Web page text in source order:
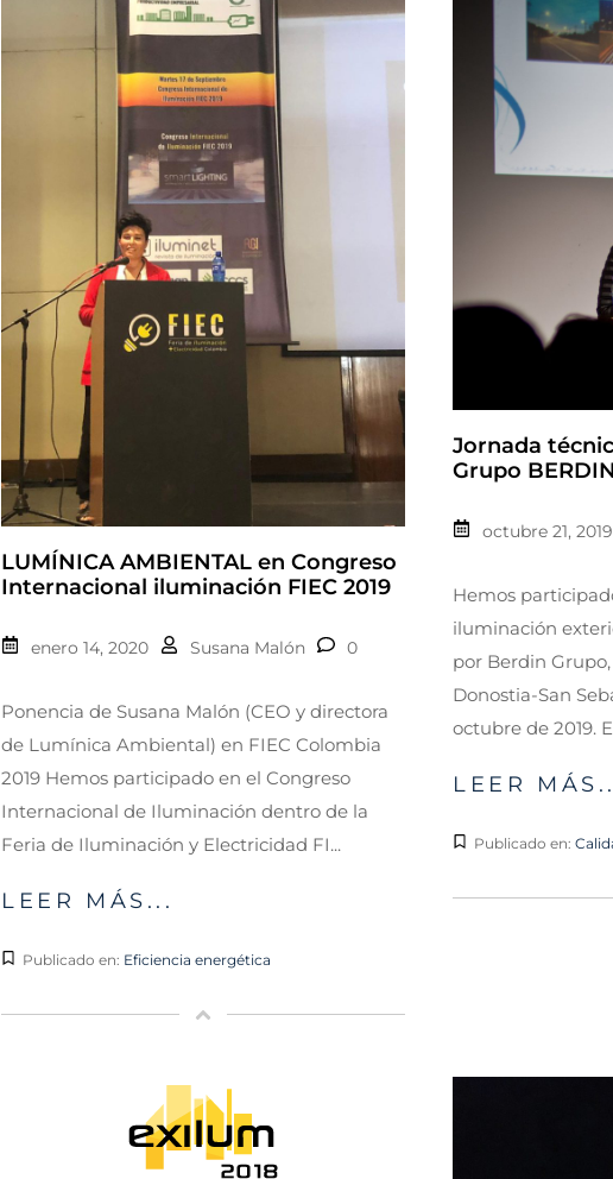
LUMÍNICA AMBIENTAL en Congreso
Internacional iluminación FIEC 2019
enero 14, 2020 Susana Malón 0
Ponencia de Susana Malón (CEO y directora
de Lumínica Ambiental) en FIEC Colombia
2019 Hemos participado en el Congreso
Internacional de Iluminación dentro de la
Feria de Iluminación y Electricidad FI...
LEER MÁS...
Publicado en: Eficiencia energética
Jornada
Grupo BERDIN
octubre 21, 2019
Hemos
iluminación
por Berdin
Donostia-San
octubre de 2019.
LEER
Publicado en: